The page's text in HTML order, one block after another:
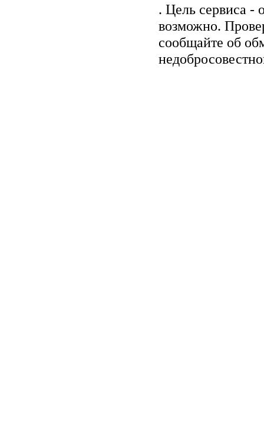
. Цель сервиса -
возможно.
сообщайте об